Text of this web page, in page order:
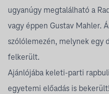
ugyanúgy megtalálható a
vagy éppen Gustav Mahler.
szólólemezén, melynek egy
felkerült.
Ajánlójába keleti-parti
egyetemi előadás is